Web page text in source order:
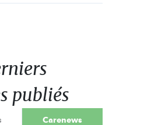
publiés
Carenews